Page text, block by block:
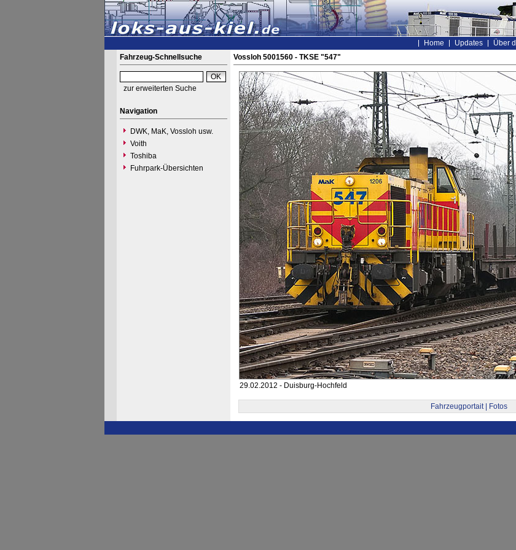
Home Updates Über
Fahrzeug-Schnellsuche
zur erweiterten Suche
Navigation
DWK, MaK, Vossloh usw.
Voith
Toshiba
Fuhrpark-Übersichten
Vossloh 5001560 - TKSE "547"
29.02.2012 - Duisburg-Hochfeld
Fahrzeugportait | Fotos